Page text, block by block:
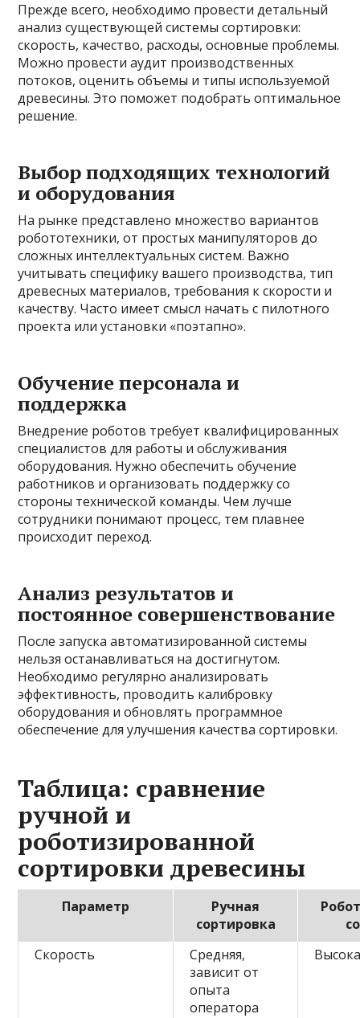
Прежде всего, необходимо провести детальный
анализ существующей системы сортировки:
скорость, качество, расходы, основные проблемы.
Можно провести аудит производственных
потоков, оценить объемы и типы используемой
древесины. Это поможет подобрать оптимальное
решение.
Выбор подходящих технологий
и оборудования
На рынке представлено множество вариантов
робототехники, от простых манипуляторов до
сложных интеллектуальных систем. Важно
учитывать специфику вашего производства, тип
древесных материалов, требования к скорости и
качеству. Часто имеет смысл начать с пилотного
проекта или установки «поэтапно».
Обучение персонала и
поддержка
Внедрение роботов требует квалифицированных
специалистов для работы и обслуживания
оборудования. Нужно обеспечить обучение
работников и организовать поддержку со
стороны технической команды. Чем лучше
сотрудники понимают процесс, тем плавнее
происходит переход.
Анализ результатов и
постоянное совершенствование
После запуска автоматизированной системы
нельзя останавливаться на достигнутом.
Необходимо регулярно анализировать
эффективность, проводить калибровку
оборудования и обновлять программное
обеспечение для улучшения качества сортировки.
Таблица: сравнение
ручной и
роботизированной
сортировки древесины
Параметр
Ручная
сортировка
Скорость
Средняя,
зависит от
опыта
оператора